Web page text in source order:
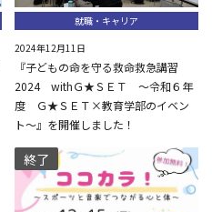
就職・キャリア
2024年12月11日
『子どもの命を守る救命救急講習
2024 withＧ★ＳＥＴ ～令和６年
度 Ｇ★ＳＥＴ×教育学部のイベン
ト～』を開催しました！
終了